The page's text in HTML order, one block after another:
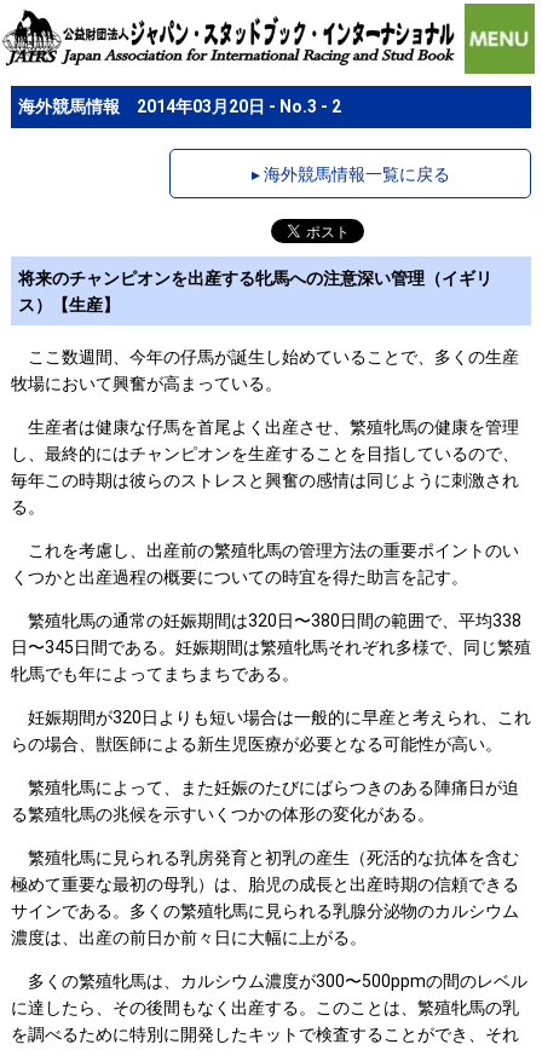
海外競馬情報 2014年03月20日 - No.3 - 2
▸ 海外競馬情報一覧に戻る
将来のチャンピオンを出産する牝馬への注意深い管理（イギリ
ス）【生産】
ここ数週間、今年の仔馬が誕生し始めていることで、多くの生産
牧場において興奮が高まっている。
生産者は健康な仔馬を首尾よく出産させ、繁殖牝馬の健康を管理
し、最終的にはチャンピオンを生産することを目指しているので、
毎年この時期は彼らのストレスと興奮の感情は同じように刺激され
る。
これを考慮し、出産前の繁殖牝馬の管理方法の重要ポイントのい
くつかと出産過程の概要についての時宜を得た助言を記す。
繁殖牝馬の通常の妊娠期間は320日〜380日間の範囲で、平均338
日〜345日間である。妊娠期間は繁殖牝馬それぞれ多様で、同じ繁殖
牝馬でも年によってまちまちである。
妊娠期間が320日よりも短い場合は一般的に早産と考えられ、これ
らの場合、獣医師による新生児医療が必要となる可能性が高い。
繁殖牝馬によって、また妊娠のたびにばらつきのある陣痛日が迫
る繁殖牝馬の兆候を示すいくつかの体形の変化がある。
繁殖牝馬に見られる乳房発育と初乳の産生（死活的な抗体を含む
極めて重要な最初の母乳）は、胎児の成長と出産時期の信頼できる
サインである。多くの繁殖牝馬に見られる乳腺分泌物のカルシウム
濃度は、出産の前日か前々日に大幅に上がる。
多くの繁殖牝馬は、カルシウム濃度が300〜500ppmの間のレベル
に達したら、その後間もなく出産する。このことは、繁殖牝馬の乳
を調べるために特別に開発したキットで検査することができ、それ